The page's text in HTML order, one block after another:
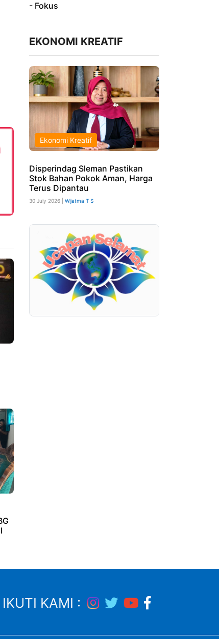
- Fokus
EKONOMI KREATIF
Ekonomi Kreatif
Disperindag Sleman Pastikan
Stok Bahan Pokok Aman, Harga
Terus Dipantau
30 July 2026 | Wijatma T S
IKUTI KAMI :